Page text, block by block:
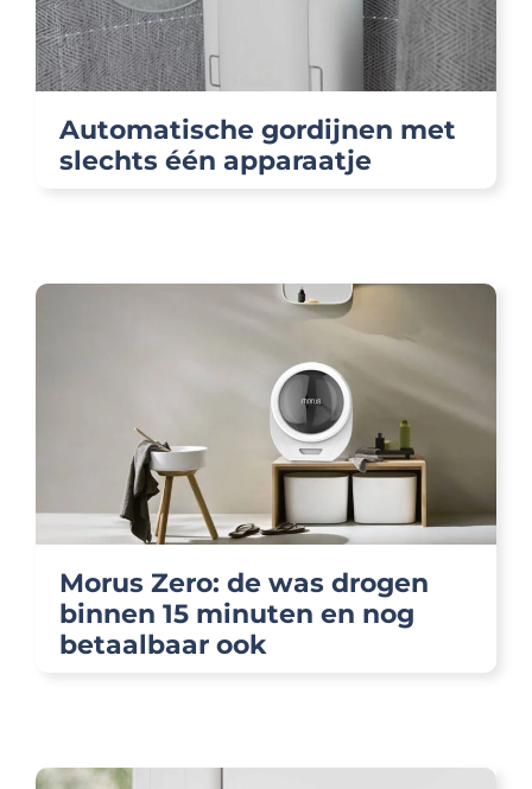
Automatische gordijnen met
slechts één apparaatje
Morus Zero: de was drogen
binnen 15 minuten en nog
betaalbaar ook